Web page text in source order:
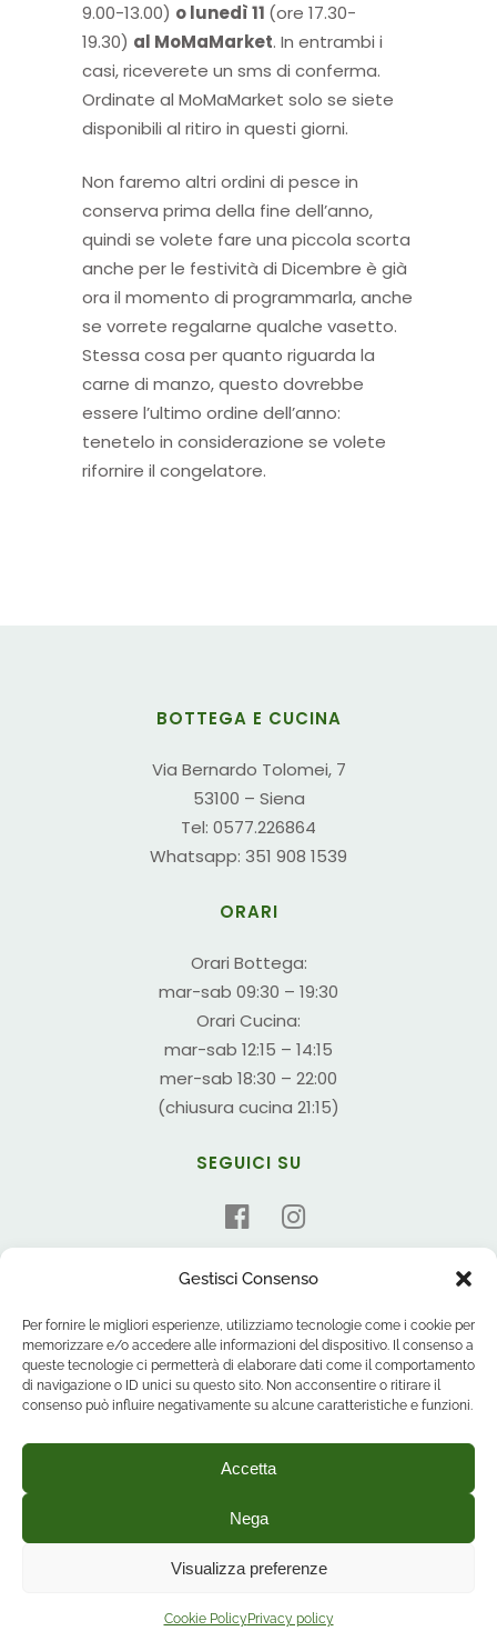
Gestisci Consenso
Per fornire le migliori esperienze, utilizziamo tecnologie come i cookie per
memorizzare e/o accedere alle informazioni del dispositivo. Il consenso a
queste tecnologie ci permetterà di elaborare dati come il comportamento
di navigazione o ID unici su questo sito. Non acconsentire o ritirare il
consenso può influire negativamente su alcune caratteristiche e funzioni.
Accetta
Nega
Visualizza preferenze
Cookie Policy Privacy policy
9.00-13.00) o lunedì 11 (ore 17.30-
19.30) al MoMaMarket. In entrambi i
casi, riceverete un sms di conferma.
Ordinate al MoMaMarket solo se siete
disponibili al ritiro in questi giorni.
Non faremo altri ordini di pesce in
conserva prima della fine dell’anno,
quindi se volete fare una piccola scorta
anche per le festività di Dicembre è già
ora il momento di programmarla, anche
se vorrete regalarne qualche vasetto.
Stessa cosa per quanto riguarda la
carne di manzo, questo dovrebbe
essere l’ultimo ordine dell’anno:
tenetelo in considerazione se volete
rifornire il congelatore.
BOTTEGA E CUCINA
Via Bernardo Tolomei, 7
53100 – Siena
Tel: 0577.226864
Whatsapp: 351 908 1539
ORARI
Orari Bottega:
mar-sab 09:30 – 19:30
Orari Cucina:
mar-sab 12:15 – 14:15
mer-sab 18:30 – 22:00
(chiusura cucina 21:15)
SEGUICI SU